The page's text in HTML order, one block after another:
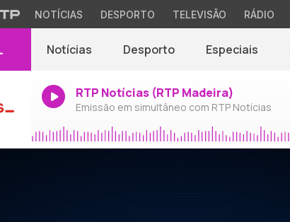
NOTÍCIAS DESPORTO TELEVISÃO RÁDIO
Notícias Desporto Especiais
RTP Notícias (RTP Madeira)
Emissão em simultâneo com RTP Notícias